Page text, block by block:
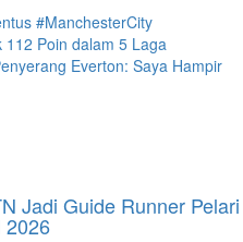
#ManchesterCity
112 Poin dalam 5 Laga
Everton: Saya Hampir
Jadi Guide Runner Pelari
2026